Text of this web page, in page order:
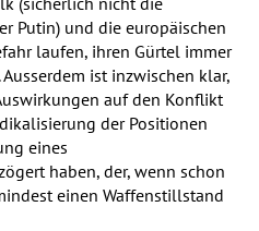
Putin) und die europäischen
laufen, ihren Gürtel immer
ist inzwischen klar,
auf den Konflikt
der Positionen
eines
haben, der, wenn schon
einen Waffenstillstand